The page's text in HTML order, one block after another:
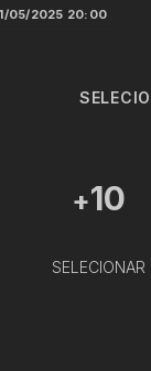
05/2025 20:00
+10
SELECIONAR